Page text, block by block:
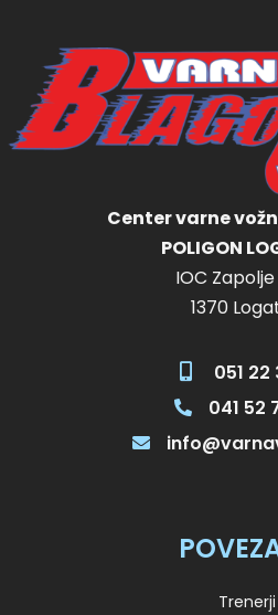
Center varne
POLIGON
IOC Zapolje
1370
051 22
041 52
Trenerji